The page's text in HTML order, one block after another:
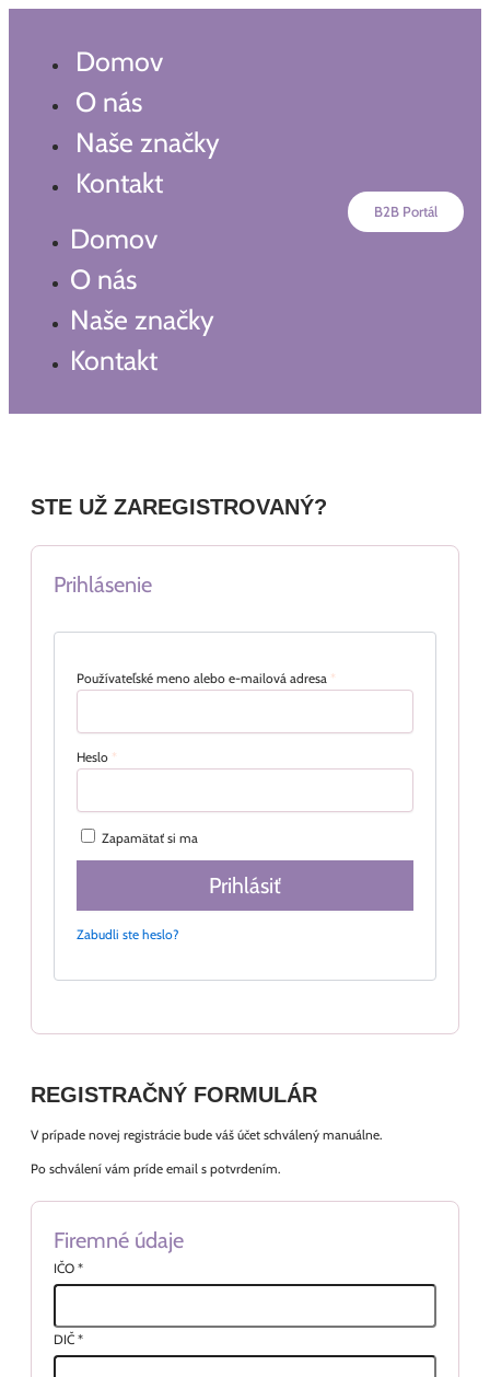
Preskočiť
Domov
O nás
Naše značky
Kontakt
Domov
O nás
Naše značky
Kontakt
B2B Portál
STE UŽ ZAREGISTROVANÝ?
Prihlásenie
Používateľské meno alebo e-mailová adresa *
Heslo *
Zapamätať si ma
Prihlásiť
Zabudli ste heslo?
REGISTRAČNÝ FORMULÁR
V prípade novej registrácie bude váš účet schválený manuálne.
Po schválení vám príde email s potvrdením.
Firemné údaje
IČO *
DIČ *